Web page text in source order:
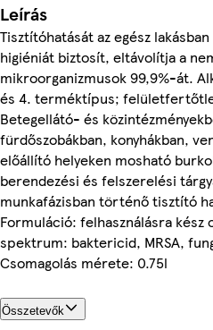
Leírás
Tisztítóhatását az egész
higiéniát biztosít, eltávolítja a
mikroorganizmusok 99,9%-át.
és 4. terméktípus;
Betegellátó- és
fürdőszobákban, konyhákban,
előállító helyeken mosható
berendezési és felszerelési
munkafázisban történő tisztító
Formuláció: felhasználásra
spektrum: baktericid, MRSA,
Csomagolás mérete: 0.75l
Összetevők